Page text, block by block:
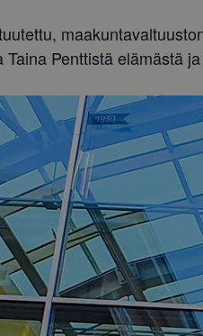
Taina Penttistä elämästä